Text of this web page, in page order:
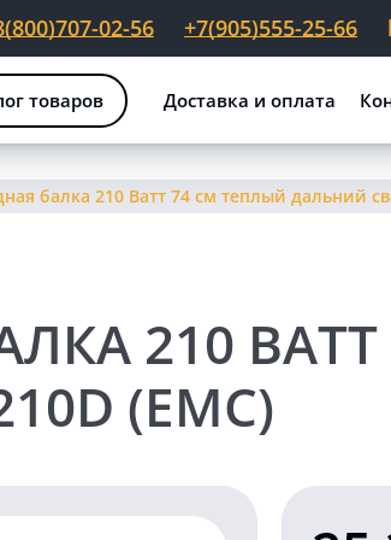
02-56 +7(905)555-25-66
товаров Доставка и оплата
балка 210 Ватт 74 см теплый дальний
210
(EMC)